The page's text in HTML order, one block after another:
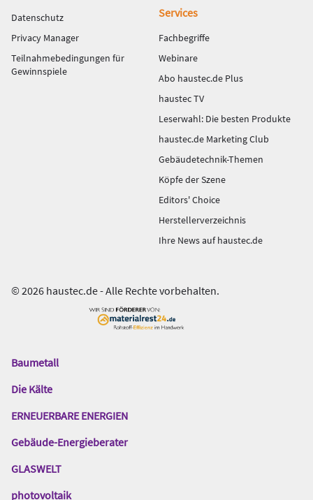
Datenschutz
Privacy Manager
Teilnahmebedingungen für
Gewinnspiele
Services
Fachbegriffe
Webinare
Abo haustec.de Plus
haustec TV
Leserwahl: Die besten Produkte
haustec.de Marketing Club
Gebäudetechnik-Themen
Köpfe der Szene
Editors' Choice
Herstellerverzeichnis
Ihre News auf haustec.de
© 2026 haustec.de - Alle Rechte vorbehalten.
Das
Gentner
Baumetall
Die Kälte
ERNEUERBARE ENERGIEN
Gebäude-Energieberater
GLASWELT
photovoltaik